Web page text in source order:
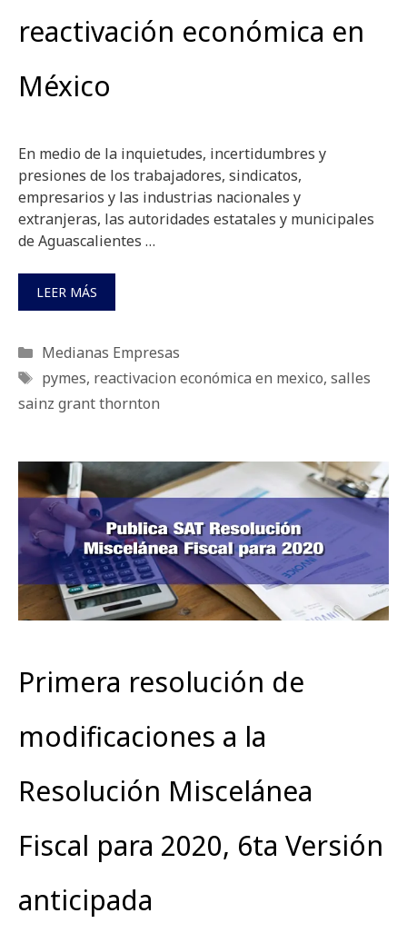
reactivación económica en
México
En medio de la inquietudes, incertidumbres y
presiones de los trabajadores, sindicatos,
empresarios y las industrias nacionales y
extranjeras, las autoridades estatales y municipales
de Aguascalientes …
LEER MÁS
Categorías
Medianas Empresas
Etiquetas
pymes, reactivacion económica en mexico, salles
sainz grant thornton
Primera resolución de
modificaciones a la
Resolución Miscelánea
Fiscal para 2020, 6ta Versión
anticipada